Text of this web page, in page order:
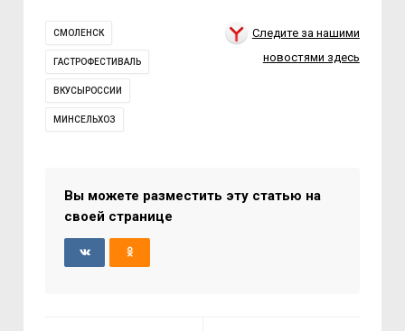
СМОЛЕНСК
ГАСТРОФЕСТИВАЛЬ
ВКУСЫРОССИИ
МИНСЕЛЬХОЗ
Следите за нашими
новостями здесь
Вы можете разместить эту статью на
своей странице